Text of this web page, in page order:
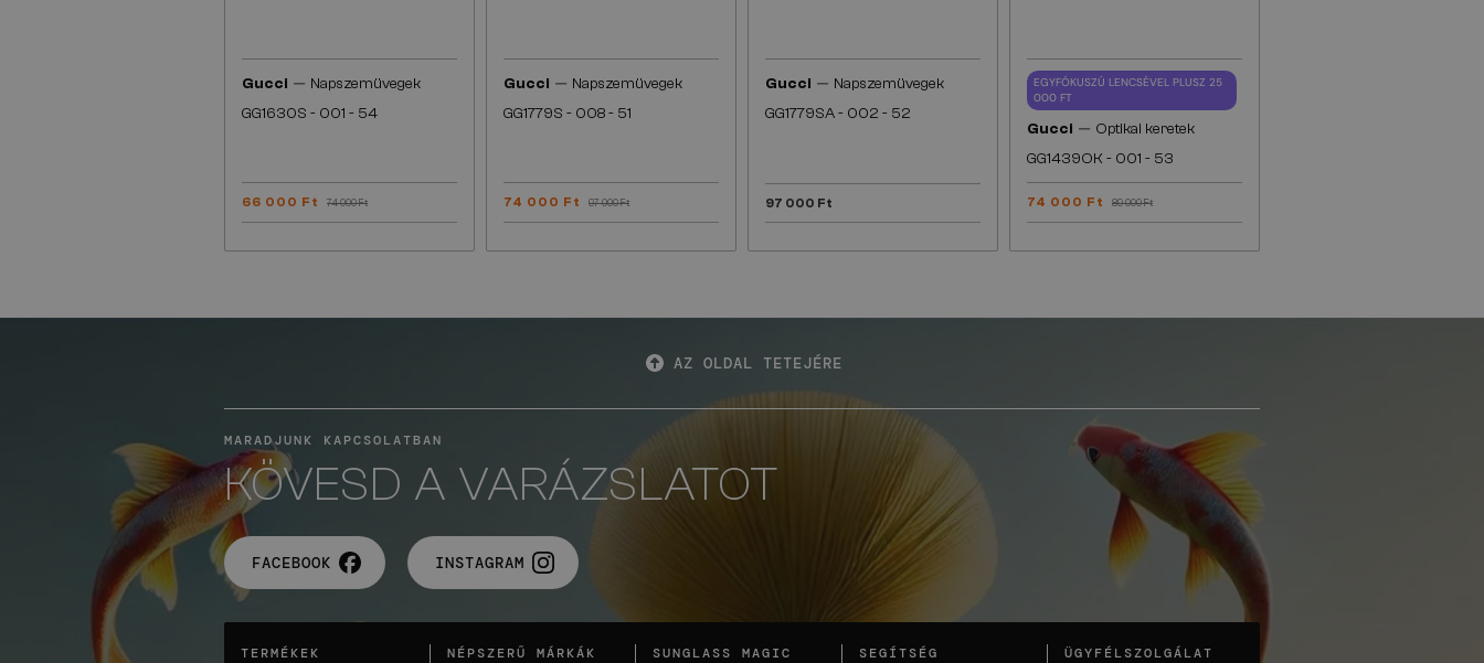
Gucci — Napszemüvegek
GG1630S - 001 - 54
66 000 Ft 74 000 Ft
Gucci — Napszemüvegek
GG1779S - 008 - 51
74 000 Ft 97 000 Ft
Gucci — Napszemüvegek
GG1779SA - 002 - 52
97 000 Ft
EGYFÓKUSZÚ LENCSÉVEL PLUSZ 25
000 FT
Gucci — Optikai keretek
GG1439OK - 001 - 53
74 000 Ft 89 000 Ft
AZ OLDAL TETEJÉRE
MARADJUNK KAPCSOLATBAN
KÖVESD A VARÁZSLATOT
FACEBOOK INSTAGRAM
TERMÉKEK NÉPSZERŰ MÁRKÁK SUNGLASS MAGIC SEGÍTSÉG ÜGYFÉLSZOLGÁLAT